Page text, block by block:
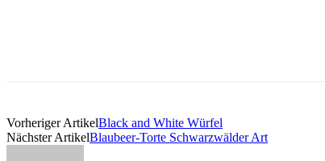
Vorheriger ArtikelBlack and White Würfel
Nächster ArtikelBlaubeer-Torte Schwarzwälder Art